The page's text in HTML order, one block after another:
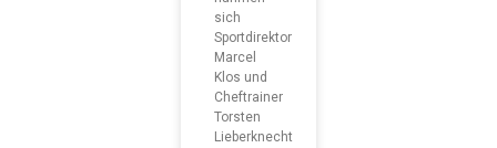
sich
Sportdirektor
Marcel
Klos und
Cheftrainer
Torsten
Lieberknecht